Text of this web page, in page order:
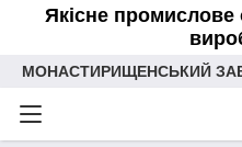
Якісне промислове
МОНАСТИРИЩЕНСЬКИЙ